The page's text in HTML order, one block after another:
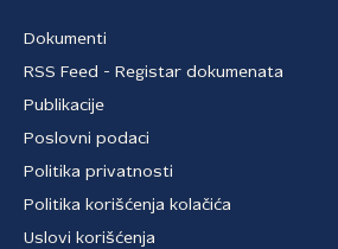
Dokumenti
RSS Feed - Registar dokumenata
Publikacije
Poslovni podaci
Politika privatnosti
Politika korišćenja kolačića
Uslovi korišćenja